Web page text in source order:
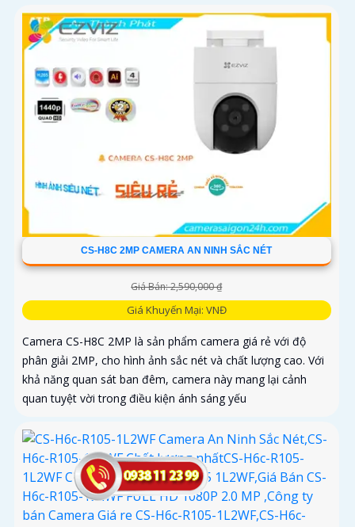
CS-H8C 2MP CAMERA AN NINH SẮC NÉT
Giá Bán: 2,590,000 ₫
Giá Khuyến Mại: VNĐ
Camera CS-H8C 2MP là sản phẩm camera giá rẻ với độ
phân giải 2MP, cho hình ảnh sắc nét và chất lượng cao. Với
khả năng quan sát ban đêm, camera này mang lại cảnh
quan tuyệt vời trong điều kiện ánh sáng yếu